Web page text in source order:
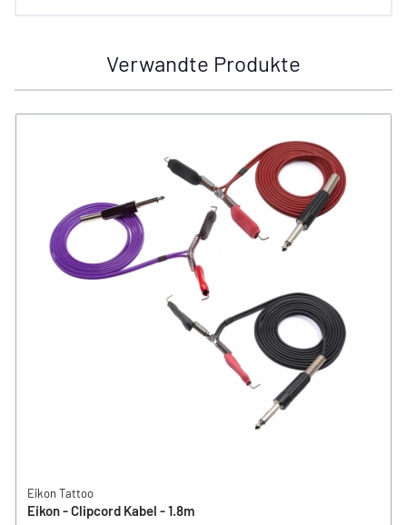
Verwandte Produkte
Eikon Tattoo
Eikon - Clipcord Kabel - 1.8m